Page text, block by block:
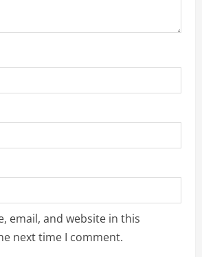
email, and website in this
next time I comment.